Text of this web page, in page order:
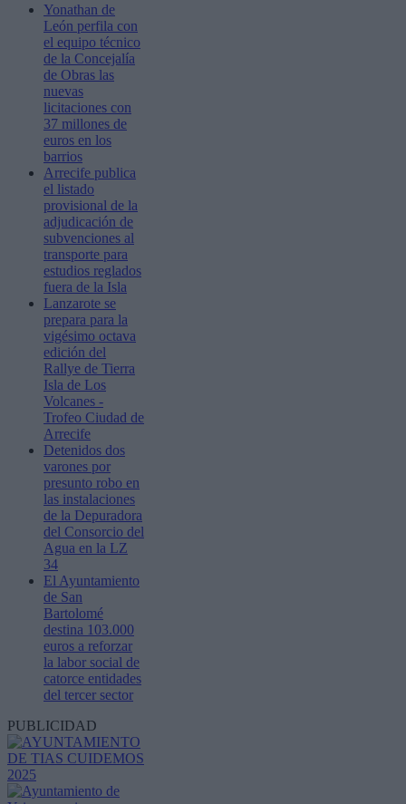
Yonathan de
León perfila con
el equipo técnico
de la Concejalía
de Obras las
nuevas
licitaciones con
37 millones de
euros en los
barrios
Arrecife publica
el listado
provisional de la
adjudicación de
subvenciones al
transporte para
estudios reglados
fuera de la Isla
Lanzarote se
prepara para la
vigésimo octava
edición del
Rallye de Tierra
Isla de Los
Volcanes -
Trofeo Ciudad de
Arrecife
Detenidos dos
varones por
presunto robo en
las instalaciones
de la Depuradora
del Consorcio del
Agua en la LZ
34
El Ayuntamiento
de San
Bartolomé
destina 103.000
euros a reforzar
la labor social de
catorce entidades
del tercer sector
PUBLICIDAD